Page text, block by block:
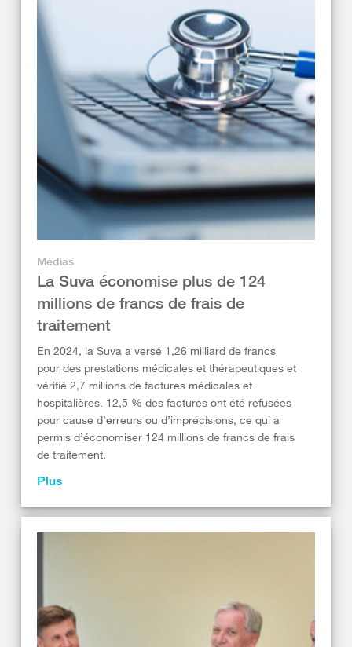
Médias
La Suva économise plus de 124
millions de francs de frais de
traitement
En 2024, la Suva a versé 1,26 milliard de francs
pour des prestations médicales et thérapeutiques et
vérifié 2,7 millions de factures médicales et
hospitalières. 12,5 % des factures ont été refusées
pour cause d’erreurs ou d’imprécisions, ce qui a
permis d’économiser 124 millions de francs de frais
de traitement.
Plus